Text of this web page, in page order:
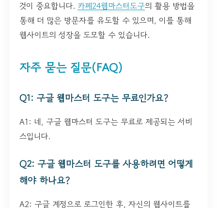
것이 중요합니다. 카페24웹마스터도구의 활용 방법을
통해 더 많은 방문자를 유도할 수 있으며, 이를 통해
웹사이트의 성장을 도모할 수 있습니다.
자주 묻는 질문(FAQ)
Q1: 구글 웹마스터 도구는 무료인가요?
A1: 네, 구글 웹마스터 도구는 무료로 제공되는 서비
스입니다.
Q2: 구글 웹마스터 도구를 사용하려면 어떻게
해야 하나요?
A2: 구글 계정으로 로그인한 후, 자신의 웹사이트를